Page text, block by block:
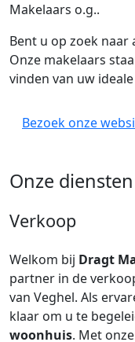
Makelaars o.g..
Bent u op zoek naar
Onze makelaars
vinden van uw
Bezoek onze
Onze diensten
Verkoop
Welkom bij Dragt
partner in de
van Veghel. Als
klaar om u te
woonhuis. Met